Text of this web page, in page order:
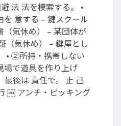
法 法を模索する。 •
意する – 鍵スクール
（気休め） – 某団体が
（気休め） – 鍵屋とし
• ②所持・携帯しない
場で道具を作り上げ
最後は 責任で。 止 己
￼ アンチ・ピッキング